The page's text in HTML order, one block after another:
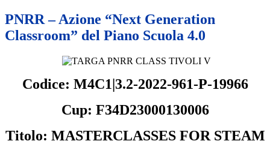
PNRR – Azione “Next Generation
Classroom” del Piano Scuola 4.0
Codice: M4C1|3.2-2022-961-P-19966
Cup: F34D23000130006
Titolo: MASTERCLASSES FOR STEAM